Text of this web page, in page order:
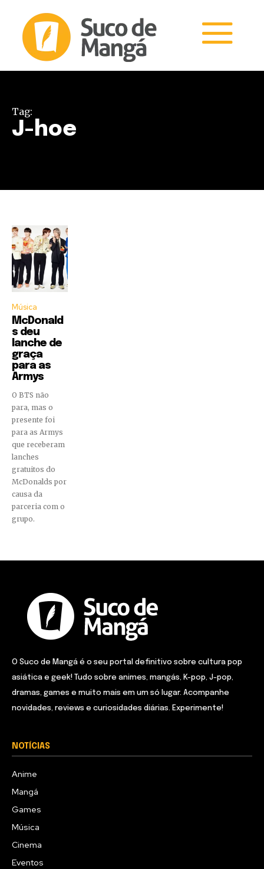
Tag:
J-hoe
Música
McDonald
s deu
lanche de
graça
para as
Armys
O BTS não
para, mas o
presente foi
para as Armys
que receberam
lanches
gratuitos do
McDonalds por
causa da
parceria com o
grupo.
O Suco de Mangá é o seu portal definitivo sobre cultura pop
asiática e geek! Tudo sobre animes, mangás, K-pop, J-pop,
dramas, games e muito mais em um só lugar. Acompanhe
novidades, reviews e curiosidades diárias. Experimente!
NOTÍCIAS
Anime
Mangá
Games
Música
Cinema
Eventos